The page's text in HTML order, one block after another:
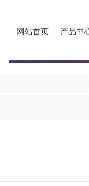
网站首页 产品中